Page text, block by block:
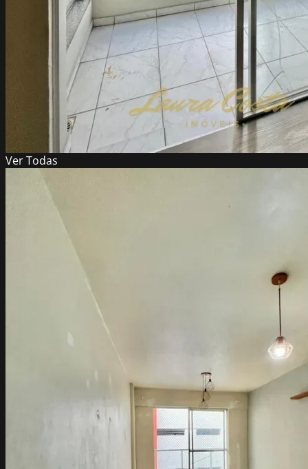
VerTodas